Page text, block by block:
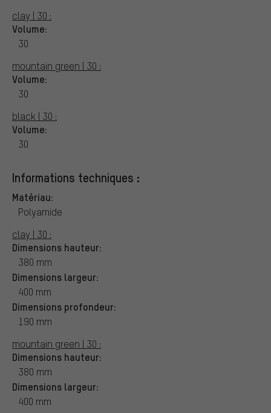
clay | 30 :
Volume:
30
mountain green | 30 :
Volume:
30
black | 30 :
Volume:
30
Informations techniques :
Matériau:
Polyamide
clay | 30 :
Dimensions hauteur:
380 mm
Dimensions largeur:
400 mm
Dimensions profondeur:
190 mm
mountain green | 30 :
Dimensions hauteur:
380 mm
Dimensions largeur:
400 mm